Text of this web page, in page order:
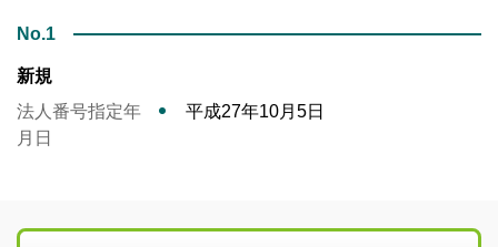
No.1
新規
法人番号指定年
月日
平成27年10月5日